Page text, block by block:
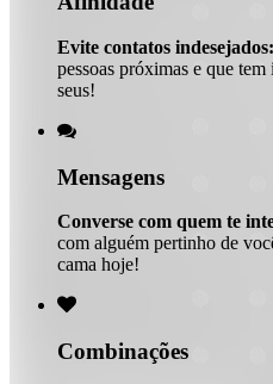
Evite contatos indesejados:
pessoas próximas e que
seus!

Mensagens
Converse com quem te
com alguém pertinho de
cama hoje!

Combinações